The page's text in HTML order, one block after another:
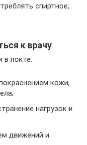
спиртное;
к врачу
в локте:
кожи,
нагрузок и
движений и